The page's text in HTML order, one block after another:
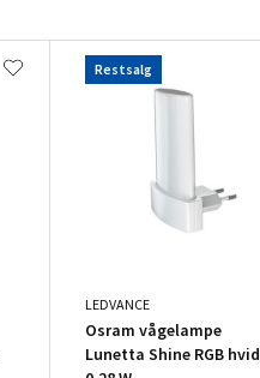
Restsalg
LEDVANCE
Osram vågelampe
Lunetta Shine RGB hvid